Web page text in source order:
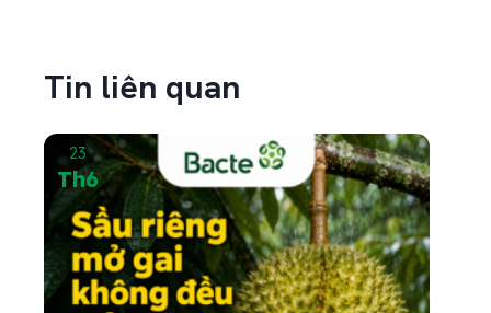
Tin liên quan
23
Th6